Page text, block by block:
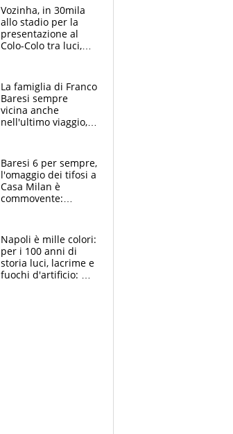
Vozinha, in 30mila
allo stadio per la
presentazione al
Colo-Colo tra luci,
La famiglia di Franco
Baresi sempre
vicina anche
nell'ultimo viaggio,
circondati
dall'affetto dei tifosi
Baresi 6 per sempre,
l'omaggio dei tifosi a
Casa Milan è
commovente:
bigliettini
Napoli è mille colori:
per i 100 anni di
storia luci, lacrime e
fuochi d'artificio: De